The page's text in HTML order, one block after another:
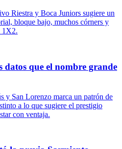
Riestra y Boca Juniors sugiere un
bloque bajo, muchos córners y
1X2.
datos que el nombre grande
y San Lorenzo marca un patrón de
a lo que sugiere el prestigio
con ventaja.